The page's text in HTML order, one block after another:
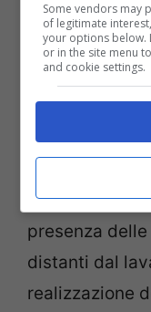
L’ultima
locale apposito
stendere e
presenza di
aspiratore.
Comunque
presenza
distanti dal
realizzazione
Some vendors may
of legitimate
your options below.
or in the site menu
and cookie settings.